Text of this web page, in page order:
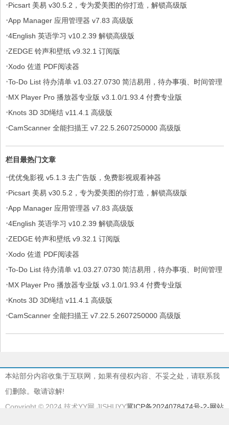
·Picsart 美易 v30.5.2，专为爱美图的你打造，解锁高级版
·App Manager 应用管理器 v7.83 高级版
·4English 英语学习 v10.2.39 解锁高级版
·ZEDGE 铃声和壁纸 v9.32.1 订阅版
·Xodo 佐道 PDF阅读器
·To-Do List 待办清单 v1.03.27.0730 简洁易用，待办事项、时间管理
软件，解锁专业版
·MX Player Pro 播放器专业版 v3.1.0/1.93.4 付费专业版
·Knots 3D 3D绳结 v11.4.1 高级版
·CamScanner 全能扫描王 v7.22.5.2607250000 高级版
栏目最热门文章
·优优兔影视 v5.1.3 去广告版，免费影视观看神器
·Picsart 美易 v30.5.2，专为爱美图的你打造，解锁高级版
·App Manager 应用管理器 v7.83 高级版
·4English 英语学习 v10.2.39 解锁高级版
·ZEDGE 铃声和壁纸 v9.32.1 订阅版
·Xodo 佐道 PDF阅读器
·To-Do List 待办清单 v1.03.27.0730 简洁易用，待办事项、时间管理
软件，解锁专业版
·MX Player Pro 播放器专业版 v3.1.0/1.93.4 付费专业版
·Knots 3D 3D绳结 v11.4.1 高级版
·CamScanner 全能扫描王 v7.22.5.2607250000 高级版
本站部分内容收集于互联网，如果有侵权内容、不妥之处，请联系我
们删除。敬请谅解!
Copyright © 2024 技术YY网 JISHUYY冀ICP备2024078474号-2-网站